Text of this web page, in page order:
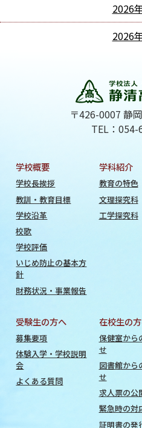
2026
2026
〒426-0007 静
TEL：054-
学校概要
学校長挨拶
教訓・教育目標
学校沿革
校歌
学校評価
いじめ防止の基本方
針
財務状況・事業報告
学科紹介
教育の特色
文理探究科
工学探究科
受験生の方へ
募集要項
体験入学・学校説明
会
よくある質問
在校生の
保健室から
せ
図書館から
せ
求人票の公
緊急時の対
証明書の発